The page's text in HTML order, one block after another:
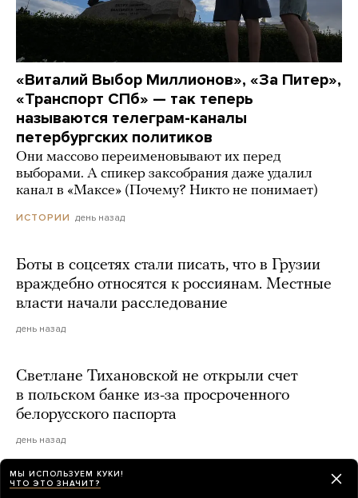
«Виталий Выбор Миллионов», «За Питер»,
«Транспорт СПб» — так теперь
называются телеграм-каналы
петербургских политиков
Они массово переименовывают их перед
выборами. А спикер заксобрания даже удалил
канал в «Максе» (Почему? Никто не понимает)
ИСТОРИИ день назад
Боты в соцсетях стали писать, что в Грузии
враждебно относятся к россиянам. Местные
власти начали расследование
день назад
Светлане Тихановской не открыли счет
в польском банке из-за просроченного
белорусского паспорта
день назад
«К НАТО возникает много вопросов».
МЫ ИСПОЛЬЗУЕМ КУКИ!
ЧТО ЭТО ЗНАЧИТ?